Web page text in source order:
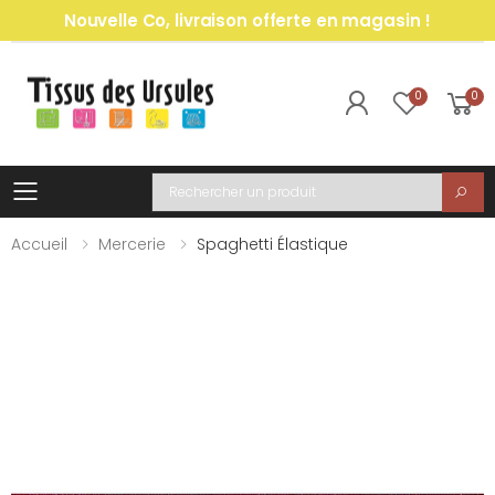
Nouvelle Co, livraison offerte en magasin !
0 0
Toggle mobile menu
Recherche
Accueil
Mercerie Spaghetti Élastique